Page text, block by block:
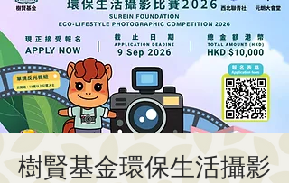
樹賢基金環保生活攝影